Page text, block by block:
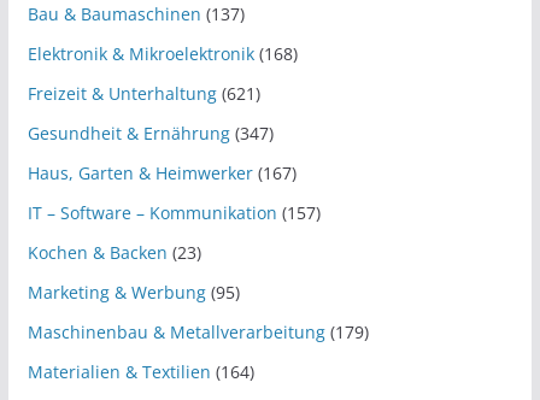
Bau & Baumaschinen (137)
Elektronik & Mikroelektronik(168)
Freizeit & Unterhaltung(621)
Gesundheit & Ernährung(347)
Haus, Garten & Heimwerker(167)
IT – Software – Kommunikation (157)
Kochen & Backen (23)
Marketing & Werbung(95)
Maschinenbau & Metallverarbeitung(179)
Materialien & Textilien (164)